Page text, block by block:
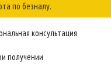
по безналу.
консультация
получении